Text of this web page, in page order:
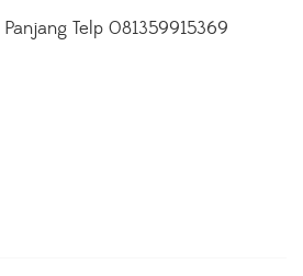
Telp 081359915369